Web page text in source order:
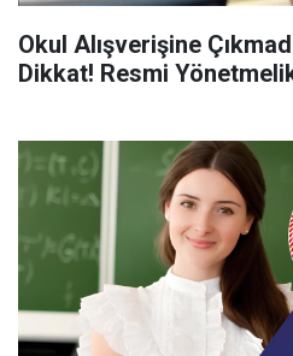
Okul Alışverişine
Dikkat! Resmi Yönetmelik